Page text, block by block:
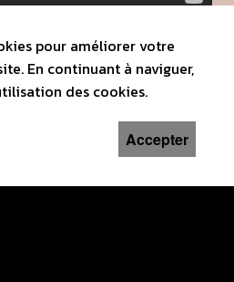
pour améliorer votre
En continuant à naviguer,
des cookies.
Accepter